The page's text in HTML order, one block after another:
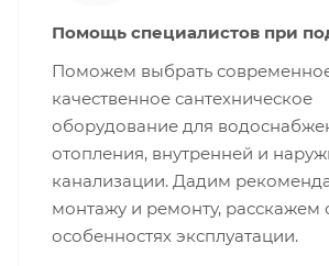
Помощь специалистов при
Поможем выбрать
качественное сантехническое
оборудование для
отопления, внутренней и
канализации. Дадим
монтажу и ремонту, расскажем
особенностях эксплуатации.